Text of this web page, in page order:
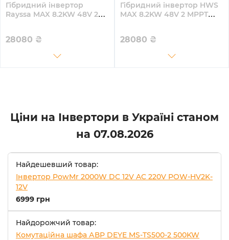
Гібридний інвертор
Rayssa MAX 8.2KW 48V 2
28080 ₴
Гібридний інвертор HWS
MAX 8.2KW 48V 2 MPPT
28080 ₴
Ціни на Інвертори в Україні станом
на 07.08.2026
Найдешевший товар:
Інвертор PowMr 2000W DC 12V AC 220V POW-HV2K-
12V
6999 грн
Найдорожчий товар:
Комутаційна шафа АВР DEYE MS-TS500-2 500KW